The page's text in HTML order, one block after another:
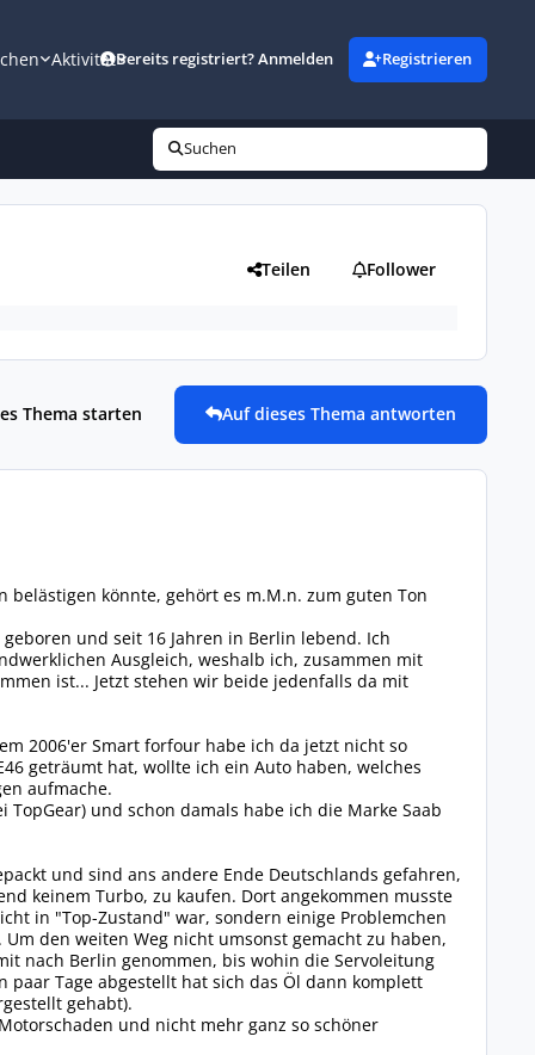
AktivitätBereits registriert? Anmelden Registrieren
Suchen
Teilen Follower
Thema starten Auf dieses Thema antworten
könnte, gehört es m.M.n. zum guten Ton
und seit 16 Jahren in Berlin lebend. Ich
Ausgleich, weshalb ich, zusammen mit
ist... Jetzt stehen wir beide jedenfalls da mit
2006'er Smart forfour habe ich da jetzt nicht so
geträumt hat, wollte ich ein Auto haben, welches
aufmache.
und schon damals habe ich die Marke Saab
und sind ans andere Ende Deutschlands gefahren,
keinem Turbo, zu kaufen. Dort angekommen musste
in "Top-Zustand" war, sondern einige Problemchen
den weiten Weg nicht umsonst gemacht zu haben,
nach Berlin genommen, bis wohin die Servoleitung
Tage abgestellt hat sich das Öl dann komplett
gehabt).
und nicht mehr ganz so schöner